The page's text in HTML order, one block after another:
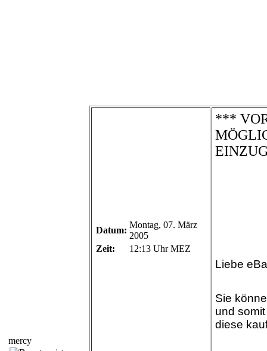
mercy
Datum:
Montag, 07. März
2005
Zeit:
12:13 Uhr MEZ
***
Liebe
Sie
und
diese